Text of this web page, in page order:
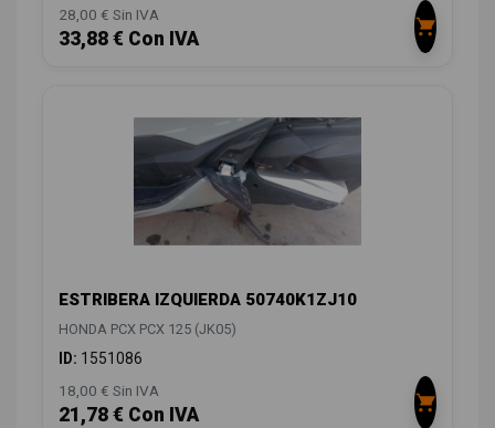
28,00 € Sin IVA
33,88 € Con IVA
ESTRIBERA IZQUIERDA 50740K1ZJ10
HONDA PCX PCX 125 (JK05)
ID: 1551086
18,00 € Sin IVA
21,78 € Con IVA